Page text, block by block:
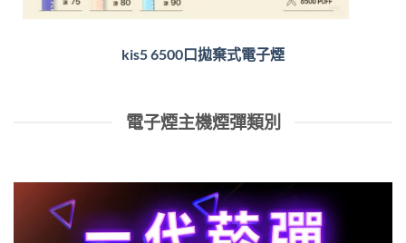
kis5 6500口拋棄式電子煙
電子煙主機煙彈類別